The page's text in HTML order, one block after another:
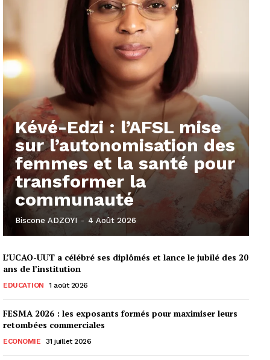
Kévé-Edzi : l’AFSL mise
sur l’autonomisation des
femmes et la santé pour
transformer la
communauté
Biscone ADZOYI - 4 Août 2026
L’UCAO-UUT a célébré ses diplômés et lance le jubilé des 20
ans de l’institution
EDUCATION 1 août 2026
FESMA 2026 : les exposants formés pour maximiser leurs
retombées commerciales
ECONOMIE 31 juillet 2026